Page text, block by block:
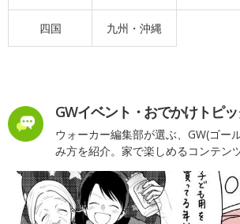
四国 九州・沖縄
GWイベント・おでかけトピッ
ウォーカー編集部が選ぶ、GW(ゴー
み方を紹介。家で楽しめるコンテン